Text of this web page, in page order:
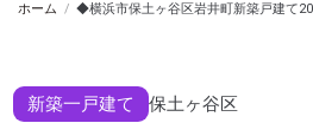
ホーム / ◆横浜市保土ヶ谷区岩井町新築戸建て
新築一戸建て 保土ヶ谷区